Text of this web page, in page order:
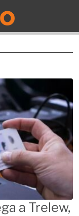
a Trelew,